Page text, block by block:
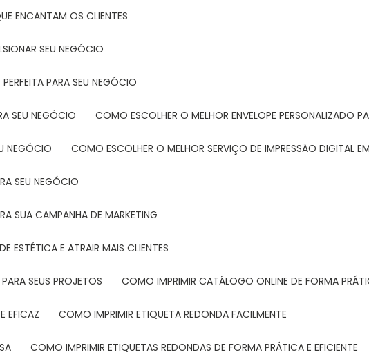
ENCANTAM OS CLIENTES
SEU NEGÓCIO
PARA SEU NEGÓCIO
SEU NEGÓCIO COMO ESCOLHER O MELHOR ENVELOPE PERSONALIZADO
NEGÓCIO COMO ESCOLHER O MELHOR SERVIÇO DE IMPRESSÃO DIGITAL
SEU NEGÓCIO
SUA CAMPANHA DE MARKETING
ESTÉTICA E ATRAIR MAIS CLIENTES
SEUS PROJETOS COMO IMPRIMIR CATÁLOGO ONLINE DE FORMA
EFICAZ COMO IMPRIMIR ETIQUETA REDONDA FACILMENTE
COMO IMPRIMIR ETIQUETAS REDONDAS DE FORMA PRÁTICA E EFICIENTE